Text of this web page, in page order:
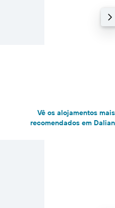
Vê os alojamentos mais
recomendados em Dalian